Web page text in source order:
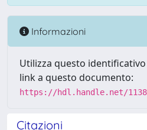
Informazioni
Utilizza questo
link a questo documento:
https://hdl.handle.net/
Citazioni